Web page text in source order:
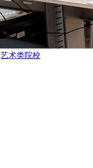
艺术类院校